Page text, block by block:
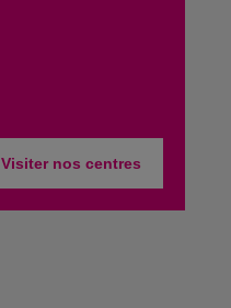
Visiter nos centres